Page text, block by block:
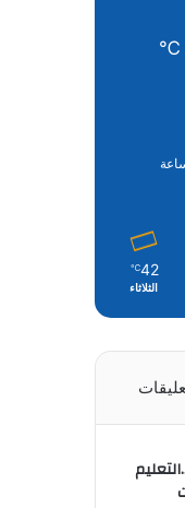
℃
42
℃
الثلاثاء
الجامعات ٢٠٢٦ ..التعليم